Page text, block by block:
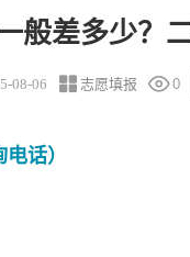
般差多少？
08-06 志愿填报 0
话）